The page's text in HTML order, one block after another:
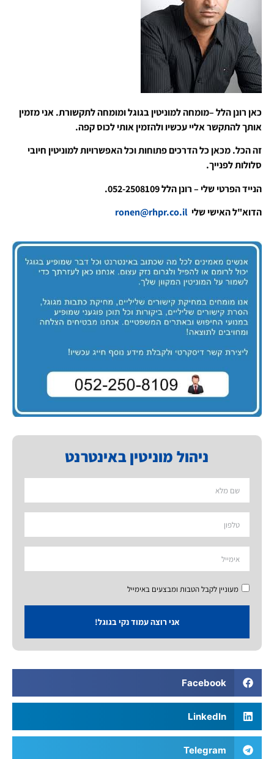
כאן רונן הלל –מומחה למוניטין בגוגל ומומחה לתקשורת. אני מזמין
אותך להתקשר אליי עכשיו ולהזמין אותי לכוס קפה.
זה הכל. מכאן כל הדרכים פתוחות וכל האפשרויות למוניטין חיובי
סלולות לפנייך.
הנייד הפרטי שלי – רונן הלל 052-2508109.
הדוא"ל האישי שלי
ניהול מוניטין באינטרנט
מעוניין לקבל הטבות ומבצעים באימייל
אני רוצה עמוד נקי בגוגל!
Facebook
LinkedIn
Telegram